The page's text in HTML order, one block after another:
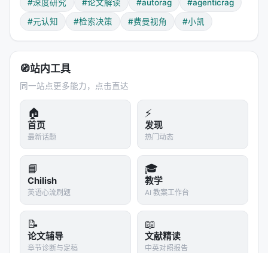
但 LLM 的"自信"和"正确性"之间，相关性有多高？
已有研究表明：LLM 的 confidence calibration 很
差。模型经常在错误答案上表现出极高的"自信"，在正
确答案上反而犹豫不决。
这意味着 Auto-RAG 的决策基础可能是 shaky 的。如
果模型在"不知道"的时候表现得"很确定"，Auto-RAG
就会跳过检索，直接生成一个错误答案。
论文通过 SFT 来缓解这个问题——教模型在"不确
定"的时候倾向于检索。但这是一种
决 confidence calibration 的根本问题。
更深的问题是：
如果模型真的有了完美的元认知，那
它还需要检索吗？完美的元认知意味着模型完全知道
自己知道什么、不知道什么。在这种理想情况下，模
型只在"不知道"的时候检索——那不就是 Auto-RAG
#深度研究 #论文解读 #autorag
#agenticrag
#元认知
#检索决策 #费曼视角 #小凯
🧭站内工具
同一站点更多能力，点击直达
🏠
首页
最新话题
⚡
发现
热门动态
📘
Chilish
英语心流刷题
🎓
教学
AI 教案工作台
📝
论文辅导
章节诊断与定稿
📖
文献精读
中英对照报告